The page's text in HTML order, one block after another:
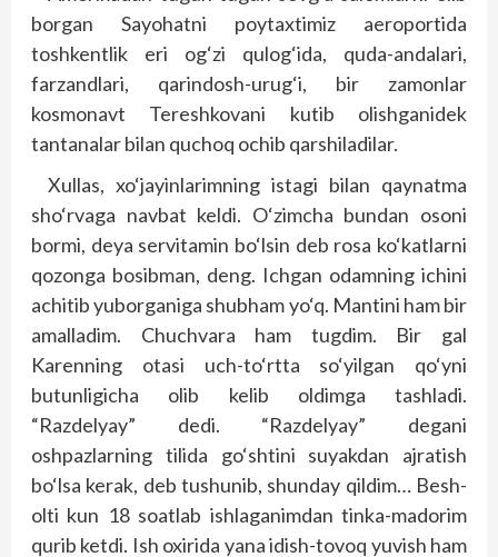
borgan Sayohatni poytaxtimiz aeroportida
toshkentlik eri og‘zi qulog‘ida, quda-andalari,
farzandlari, qarindosh-urug‘i, bir zamonlar
kosmonavt Tereshkovani kutib olishganidek
tantanalar bilan quchoq ochib qarshiladilar.
Xullas, xo‘jayinlarimning istagi bilan qaynatma
sho‘rvaga navbat keldi. O‘zimcha bundan osoni
bormi, deya servitamin bo‘lsin deb rosa ko‘katlarni
qozonga bosibman, deng. Ichgan odamning ichini
achitib yuborganiga shubham yo‘q. Mantini ham bir
amalladim. Chuchvara ham tugdim. Bir gal
Karenning otasi uch-to‘rtta so‘yilgan qo‘yni
butunligicha olib kelib oldimga tashladi.
“Razdelyay” dedi. “Razdelyay” degani
oshpazlarning tilida go‘shtini suyakdan ajratish
bo‘lsa kerak, deb tushunib, shunday qildim… Besh-
olti kun 18 soatlab ishlaganimdan tinka-madorim
qurib ketdi. Ish oxirida yana idish-tovoq yuvish ham